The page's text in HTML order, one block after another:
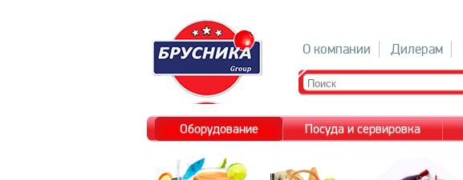
О компании Дилерам
Оборудование Посуда и сервировка